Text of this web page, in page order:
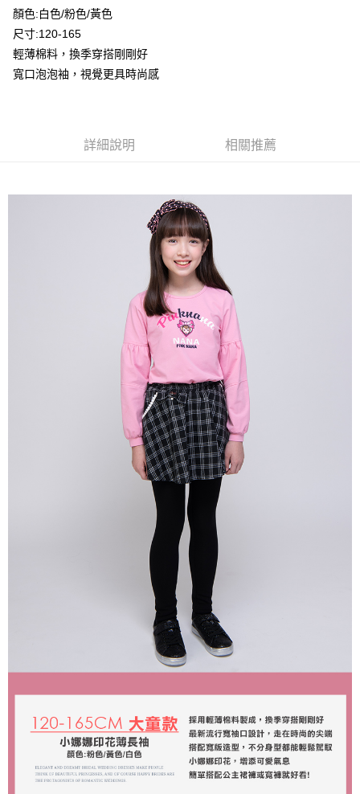
運送方式
全家付款取貨
每筆NT$80，滿NT$2,000(含以上)免運費
付款後7-11取貨
每筆NT$80，滿NT$2,000(含以上)免運費
每筆NT$80，滿NT$2,000(含以上)免運費
顏色:白色/粉色/黃色
尺寸:120-165
輕薄棉料，換季穿搭剛剛好
寬口泡泡袖，視覺更具時尚感
詳細說明 相關推薦